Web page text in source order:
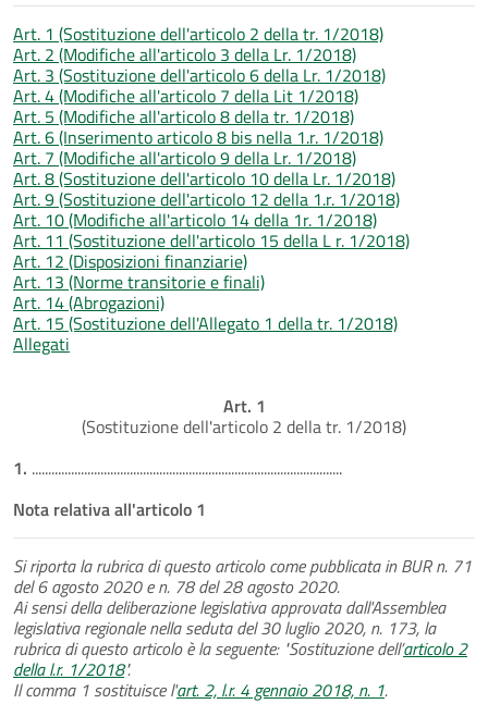
Art. 1 (Sostituzione dell'articolo 2 della tr. 1/2018)
Art. 2 (Modifiche all'articolo 3 della Lr. 1/2018)
Art. 3 (Sostituzione dell'articolo 6 della Lr. 1/2018)
Art. 4 (Modifiche all'articolo 7 della Lit 1/2018)
Art. 5 (Modifiche all'articolo 8 della tr. 1/2018)
Art. 6 (Inserimento articolo 8 bis nella 1.r. 1/2018)
Art. 7 (Modifiche all'articolo 9 della Lr. 1/2018)
Art. 8 (Sostituzione dell'articolo 10 della Lr. 1/2018)
Art. 9 (Sostituzione dell'articolo 12 della 1.r. 1/2018)
Art. 10 (Modifiche all'articolo 14 della 1r. 1/2018)
Art. 11 (Sostituzione dell'articolo 15 della L r. 1/2018)
Art. 12 (Disposizioni finanziarie)
Art. 13 (Norme transitorie e finali)
Art. 14 (Abrogazioni)
Art. 15 (Sostituzione dell'Allegato 1 della tr. 1/2018)
Allegati
Art. 1
(Sostituzione dell'articolo 2 della tr. 1/2018)
1. ...............................................................................................
Nota relativa all'articolo 1
Si riporta la rubrica di questo articolo come pubblicata in BUR n. 71
del 6 agosto 2020 e n. 78 del 28 agosto 2020.
Ai sensi della deliberazione legislativa approvata dall'Assemblea
legislativa regionale nella seduta del 30 luglio 2020, n. 173, la
rubrica di questo articolo è la seguente: "Sostituzione dell’articolo 2
della l.r. 1/2018".
Il comma 1 sostituisce l'art. 2, l.r. 4 gennaio 2018, n. 1.